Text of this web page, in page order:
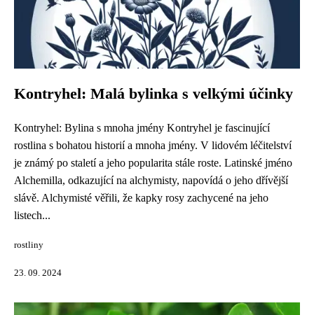
Kontryhel: Malá bylinka s velkými účinky
Kontryhel: Bylina s mnoha jmény Kontryhel je fascinující
rostlina s bohatou historií a mnoha jmény. V lidovém léčitelství
je známý po staletí a jeho popularita stále roste. Latinské jméno
Alchemilla, odkazující na alchymisty, napovídá o jeho dřívější
slávě. Alchymisté věřili, že kapky rosy zachycené na jeho
listech...
rostliny
23. 09. 2024